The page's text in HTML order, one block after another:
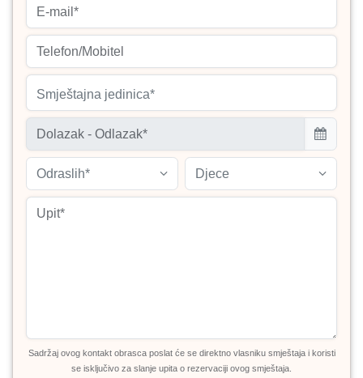
Smještajna jedinica*
Odraslih* Djece
Sadržaj ovog kontakt obrasca poslat će se direktno vlasniku smještaja i koristi
se isključivo za slanje upita o rezervaciji ovog smještaja.